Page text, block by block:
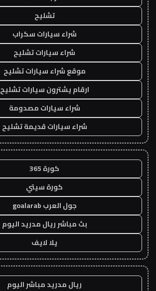
تشليح
شراء سيارات سكراب
شراء سيارات تشليح
موقع شراء سيارات تشليح
ارقام يشترون سيارات تشليح
شراء سيارات مصدومة
شراء سيارات قديمة تشليح
كورة 365
كورة سيتي
جول العرب goalarab
بث مباشر ريال مدريد اليوم
يلا لايف
ريال مدريد مباشر اليوم